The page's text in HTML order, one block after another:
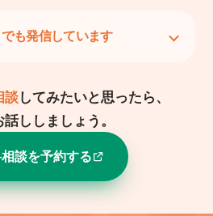
も発信しています
談してみたいと思ったら、
ししましょう。
談を予約する